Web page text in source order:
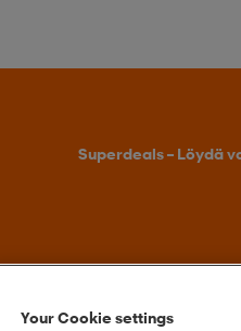
Superdeals – Löydä
Your Cookie settings